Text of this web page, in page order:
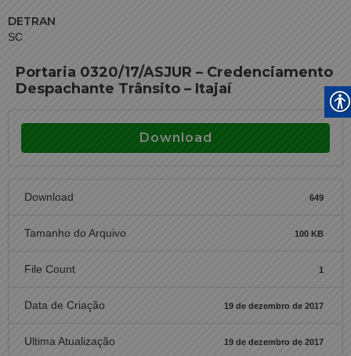
DETRAN
SC
Portaria 0320/17/ASJUR – Credenciamento
Despachante Trânsito – Itajaí
Download
Download 649
Tamanho do Arquivo 100 KB
File Count 1
Data de Criação 19 de dezembro de 2017
Ultima Atualização 19 de dezembro de 2017